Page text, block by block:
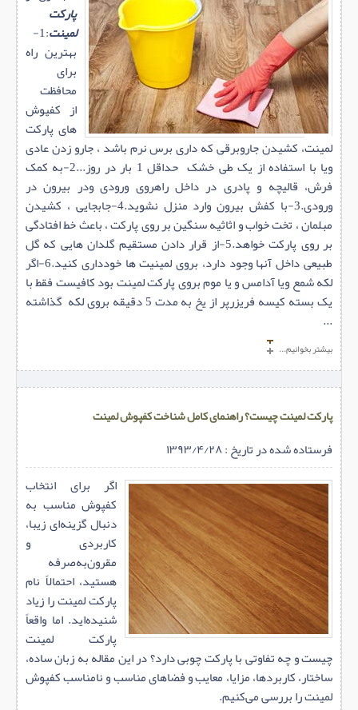
پارکت
لمینت :1-
بهترین راه
برای
محافظت
از کفپوش
های پارکت
لمینت، کشیدن جاروبرقی که داری برس نرم باشد ، جارو زدن عادی
ویا با استفاده از یک طی خشک حداقل 1 بار در روز...2-به کمک
فرش، قالیچه و پادری در داخل راهروی ورودی ودر بيرون در
ورودی.3-با کفش بیرون وارد منزل نشوید.4-جابجايی ، کشيدن
مبلمان ، تخت خواب و اثاثيه سنگين بر روی پارکت ، باعث خط افتادگی
بر روی پارکت خواهد.5-از قرار دادن مستقیم گلدان هایی که گل
طبیعی داخل آنها وجود دارد، بروی لمینیت ها خودداری کنید.6-اگر
لکه شمع ویا آدامس و یا موم بروی پارکت لمینت بود کافیست فقط با
یک بسته کیسه فریزرپر از یخ به مدت 5 دقیقه بروی لکه گذاشته
...
بیشتر بخوانیم...
پارکت لمینت چیست؟ راهنمای کامل شناخت کفپوش لمینت
فرستاده شده در تاریخ : ۱۳۹۳/۴/۲۸
اگر برای انتخاب
کفپوش مناسب به
دنبال گزینه‌ای زیبا،
کاربردی و
مقرون‌به‌صرفه
هستید، احتمالاً نام
پارکت لمینت را زیاد
شنیده‌اید. اما واقعاً
پارکت لمینت
چیست و چه تفاوتی با پارکت چوبی دارد؟ در این مقاله به زبان ساده،
ساختار، کاربردها، مزایا، معایب و فضاهای مناسب و نامناسب کفپوش
لمینت را بررسی می‌کنیم.